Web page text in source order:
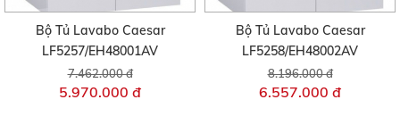
Bộ Tủ Lavabo Caesar
LF5257/EH48001AV
7.462.000 đ
5.970.000 đ
Bộ Tủ Lavabo Caesar
LF5258/EH48002AV
8.196.000 đ
6.557.000 đ